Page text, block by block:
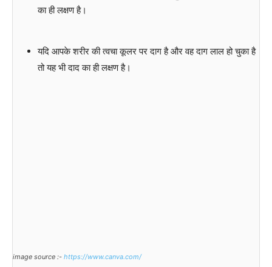
का ही लक्षण है।
यदि आपके शरीर की त्वचा कूलर पर दाग है और वह दाग लाल हो चुका है
तो यह भी दाद का ही लक्षण है।
image source :- https://www.canva.com/